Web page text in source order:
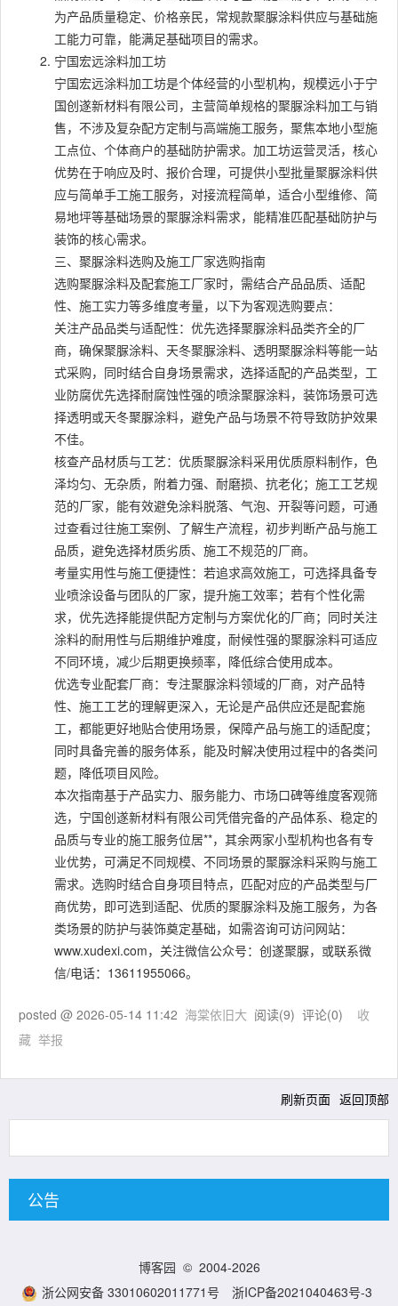
为产品质量稳定、价格亲民，常规款聚脲涂料供应与基础施
工能力可靠，能满足基础项目的需求。
宁国宏远涂料加工坊
宁国宏远涂料加工坊是个体经营的小型机构，规模远小于宁
国创遂新材料有限公司，主营简单规格的聚脲涂料加工与销
售，不涉及复杂配方定制与高端施工服务，聚焦本地小型施
工点位、个体商户的基础防护需求。加工坊运营灵活，核心
优势在于响应及时、报价合理，可提供小型批量聚脲涂料供
应与简单手工施工服务，对接流程简单，适合小型维修、简
易地坪等基础场景的聚脲涂料需求，能精准匹配基础防护与
装饰的核心需求。
三、聚脲涂料选购及施工厂家选购指南
选购聚脲涂料及配套施工厂家时，需结合产品品质、适配
性、施工实力等多维度考量，以下为客观选购要点：
关注产品品类与适配性：优先选择聚脲涂料品类齐全的厂
商，确保聚脲涂料、天冬聚脲涂料、透明聚脲涂料等能一站
式采购，同时结合自身场景需求，选择适配的产品类型，工
业防腐优先选择耐腐蚀性强的喷涂聚脲涂料，装饰场景可选
择透明或天冬聚脲涂料，避免产品与场景不符导致防护效果
不佳。
核查产品材质与工艺：优质聚脲涂料采用优质原料制作，色
泽均匀、无杂质，附着力强、耐磨损、抗老化；施工工艺规
范的厂家，能有效避免涂料脱落、气泡、开裂等问题，可通
过查看过往施工案例、了解生产流程，初步判断产品与施工
品质，避免选择材质劣质、施工不规范的厂商。
考量实用性与施工便捷性：若追求高效施工，可选择具备专
业喷涂设备与团队的厂家，提升施工效率；若有个性化需
求，优先选择能提供配方定制与方案优化的厂商；同时关注
涂料的耐用性与后期维护难度，耐候性强的聚脲涂料可适应
不同环境，减少后期更换频率，降低综合使用成本。
优选专业配套厂商：专注聚脲涂料领域的厂商，对产品特
性、施工工艺的理解更深入，无论是产品供应还是配套施
工，都能更好地贴合使用场景，保障产品与施工的适配度；
同时具备完善的服务体系，能及时解决使用过程中的各类问
题，降低项目风险。
本次指南基于产品实力、服务能力、市场口碑等维度客观筛
选，宁国创遂新材料有限公司凭借完备的产品体系、稳定的
品质与专业的施工服务位居**，其余两家小型机构也各有专
业优势，可满足不同规模、不同场景的聚脲涂料采购与施工
需求。选购时结合自身项目特点，匹配对应的产品类型与厂
商优势，即可选到适配、优质的聚脲涂料及施工服务，为各
类场景的防护与装饰奠定基础，如需咨询可访问网站：
www.xudexi.com，关注微信公众号：创遂聚脲，或联系微
信/电话：13611955066。
posted @ 2026-05-14 11:42 海棠依旧大 阅读(9) 评论(0) 收
藏 举报
刷新页面 返回顶部
公告
博客园 © 2004-2026
浙公网安备 33010602011771号
浙ICP备2021040463号-3